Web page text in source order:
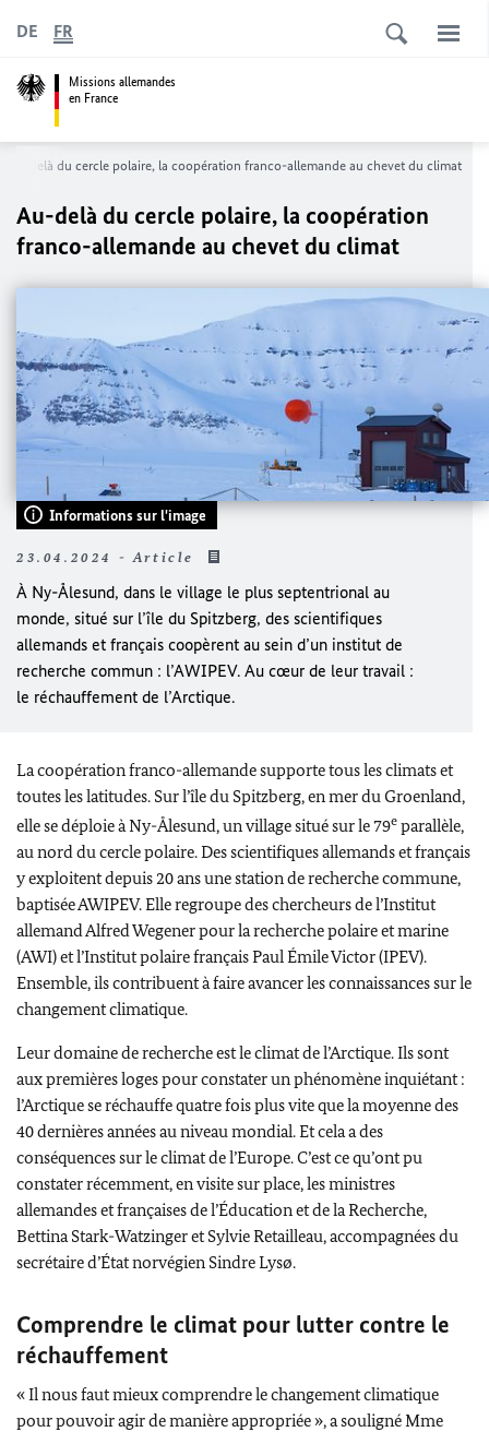
Missions allemandes
en France
DE FR
Au-delà du cercle polaire, la coopération franco-allemande au chevet du climat
Au-delà du cercle polaire, la coopération
franco-allemande au chevet du climat
Informations sur l'image
23.04.2024 - Article
À Ny-Ålesund, dans le village le plus septentrional au
monde, situé sur l’île du Spitzberg, des scientifiques
allemands et français coopèrent au sein d’un institut de
recherche commun : l’AWIPEV. Au cœur de leur travail :
le réchauffement de l’Arctique.
La coopération franco-allemande supporte tous les climats et
toutes les latitudes. Sur l’île du Spitzberg, en mer du Groenland,
elle se déploie àNy-Ålesund, un village situé sur le 79eparallèle,
au nord du cercle polaire. Des scientifiques allemands et français
y exploitent depuis 20 ans une station de recherche commune,
baptisée AWIPEV. Elle regroupe des chercheurs de l’Institut
allemandAlfred Wegenerpour la recherche polaire et marine
(AWI) et l’Institut polaire français Paul Émile Victor (IPEV).
Ensemble, ils contribuent à faire avancer les connaissances sur le
changement climatique.
Leur domaine de recherche est le climat de l’Arctique. Ils sont
aux premières loges pour constater un phénomène inquiétant :
l’Arctique se réchauffe quatre fois plus vite que la moyenne des
40 dernières années au niveau mondial. Et cela a des
conséquences sur le climat de l’Europe. C’est ce qu’ont pu
constater récemment, en visite sur place, les ministres
allemandes et françaises de l’Éducation et de la Recherche,
Bettina Stark-Watzingeret Sylvie Retailleau, accompagnées du
secrétaire d’État norvégien Sindre Lysø.
Comprendre le climat pour lutter contre le
réchauffement
« Il nous faut mieux comprendre le changement climatique
pour pouvoir agir de manière appropriée », a souligné Mme